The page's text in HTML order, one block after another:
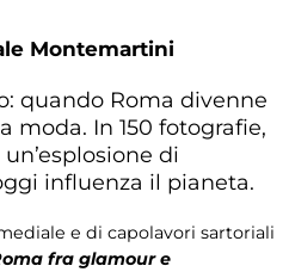
Montemartini
quando Roma divenne
moda. In 150 fotografie,
di
influenza il pianeta.
e di capolavori sartoriali
fra glamour e